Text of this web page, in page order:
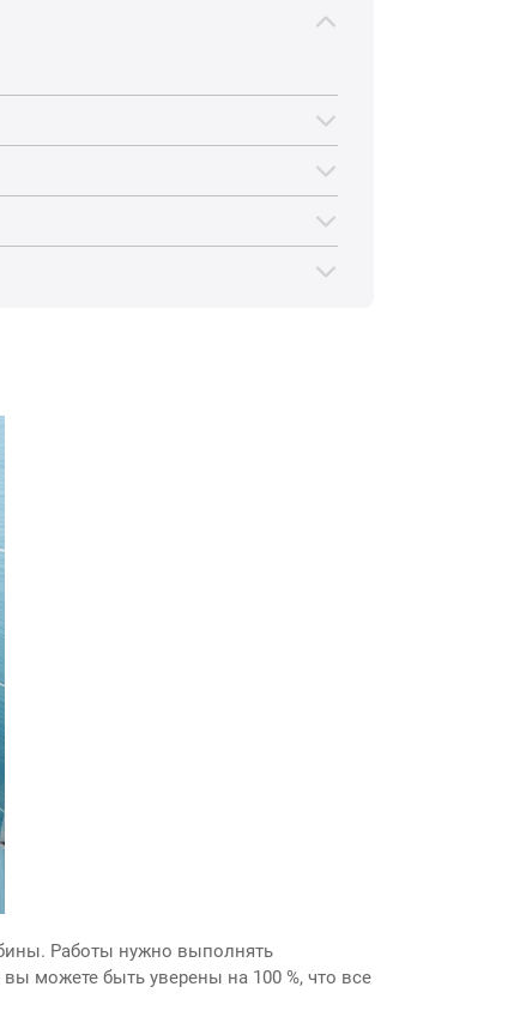
Работы нужно выполнять
можете быть уверены на 100 %, что все